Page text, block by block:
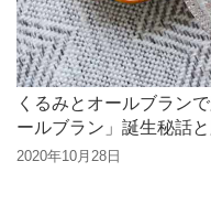
くるみとオールブラン
ールブラン」誕生秘話
2020年10月28日